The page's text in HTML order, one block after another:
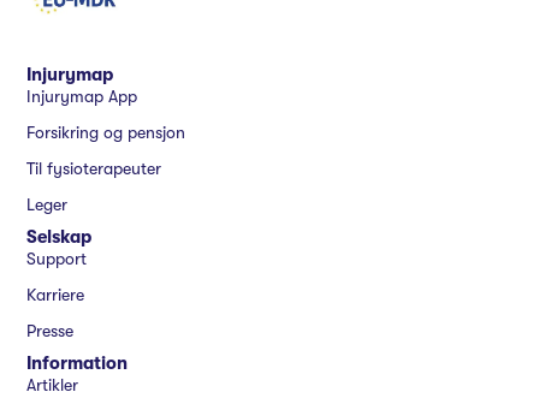
Injurymap
Injurymap App
Forsikring og pensjon
Til fysioterapeuter
Leger
Selskap
Support
Karriere
Presse
Information
Artikler